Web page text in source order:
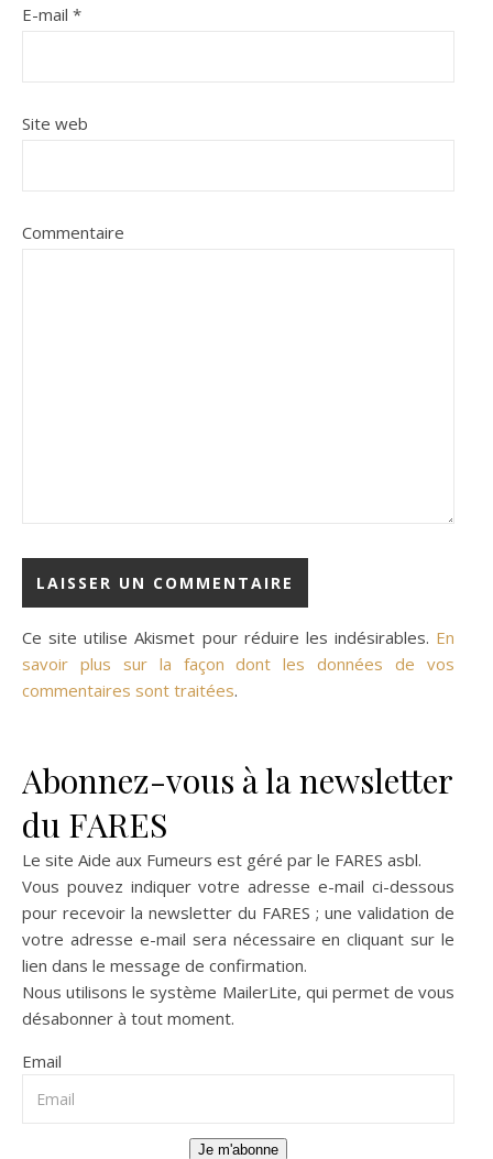
E-mail *
Site web
Commentaire
Ce site utilise Akismet pour réduire les indésirables. En
savoir plus sur la façon dont les données de vos
commentaires sont traitées.
Abonnez-vous à la newsletter
du FARES
Le site Aide aux Fumeurs est géré par le FARES asbl.
Vous pouvez indiquer votre adresse e-mail ci-dessous
pour recevoir la newsletter du FARES ; une validation de
votre adresse e-mail sera nécessaire en cliquant sur le
lien dans le message de confirmation.
Nous utilisons le système MailerLite, qui permet de vous
désabonner à tout moment.
Email
Je m'abonne